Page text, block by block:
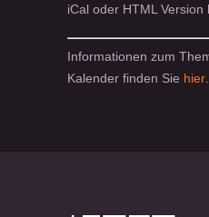
iCal oder HTML Version
Informationen zum
Kalender finden Sie hier